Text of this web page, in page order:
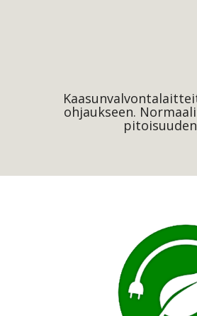
ohjaukseen.